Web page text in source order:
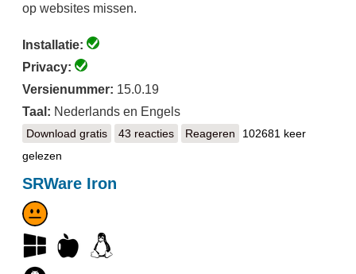
op websites missen.
Installatie:
Privacy:
Versienummer: 15.0.19
Taal: Nederlands en Engels
Download gratisTor Browser
43 reacties Reageren
102681 keer
gelezen
SRWare Iron